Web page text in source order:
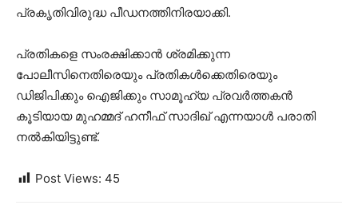
പ്രകൃതിവിരുദ്ധ പീഡനത്തിനിരയാക്കി.
പ്രതികളെ സംരക്ഷിക്കാന്‍ ശ്രമിക്കുന്ന
പോലീസിനെതിരെയും പ്രതികള്‍ക്കെതിരെയും
ഡിജിപിക്കും ഐജിക്കും സാമൂഹ്യ പ്രവര്‍ത്തകന്‍
കൂടിയായ മുഹമ്മദ് ഹനീഫ് സാദിഖ് എന്നയാള്‍ പരാതി
നല്‍കിയിട്ടുണ്ട്.
Post Views: 45